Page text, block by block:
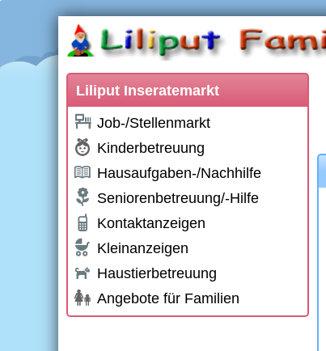
Liliput Inseratemarkt
Job-/Stellenmarkt
Kinderbetreuung
Hausaufgaben-/Nachhilfe
Seniorenbetreuung/-Hilfe
Kontaktanzeigen
Kleinanzeigen
Haustierbetreuung
Angebote für Familien